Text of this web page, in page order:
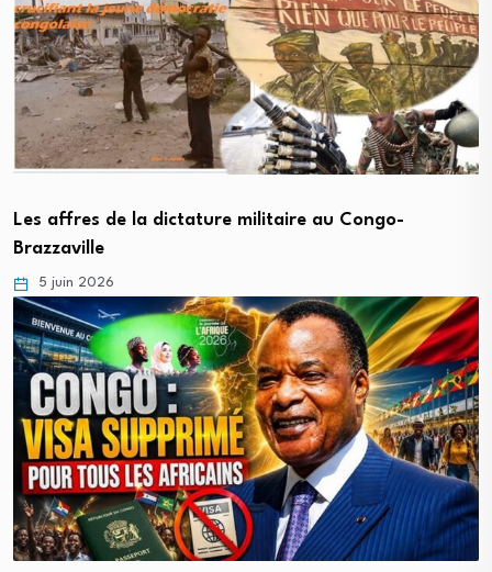
Les affres de la dictature militaire au Congo-
Brazzaville
5 juin 2026